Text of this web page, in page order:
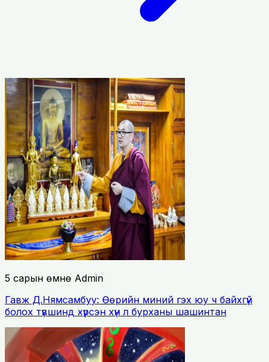
5 сарын өмнө Admin
Гавж Д.Нямсамбуу: Өөрийн миний гэх юу ч байхгүй
болох түвшинд хүрсэн хүн л бурханы шашинтан